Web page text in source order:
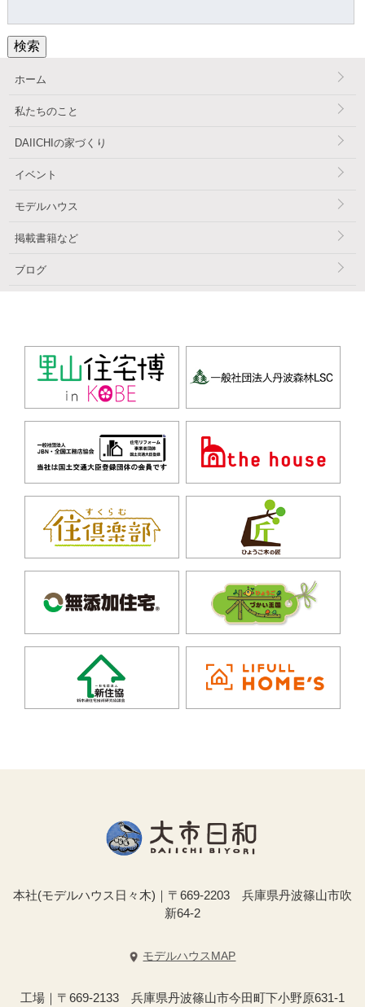
検索
ホーム
私たちのこと
DAIICHIの家づくり
イベント
モデルハウス
掲載書籍など
ブログ
本社(モデルハウス日々木)｜〒669-2203 兵庫県丹波篠山市吹
新64-2
モデルハウスMAP
工場｜〒669-2133 兵庫県丹波篠山市今田町下小野原631-1